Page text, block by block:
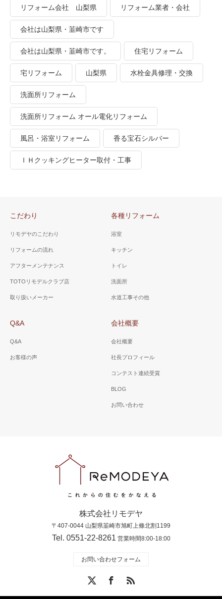
リフォーム会社 山梨県 リフォーム業者・会社
会社は山梨県・韮崎市です
会社は山梨県・韮崎市です。 住宅リフォーム
宅リフォーム 山梨県 水栓金具修理・交換
洗面所リフォーム
洗面所リフォーム オール電化リフォーム
風呂・浴室リフォーム 香る宝石シルバー
ＩＨクッキングヒーター取付・工事
こだわり
リモデヤのこだわり
リフォームの流れ
アフターメンテナンス
TOTOリモデルクラブ店
取り扱いメーカー
各種リフォーム
浴室
キッチン
トイレ
洗面所
水道工事その他
Q&A
Q&A
お客様の声
会社概要
会社概要
社長プロフィール
コンテスト連続受賞
BLOG
お問い合わせ
株式会社リモデヤ
〒407-0044 山梨県韮崎市旭町上條北割1199
Tel. 0551-22-8261 営業時間8:00-18:00
お問い合わせフォーム
RSS